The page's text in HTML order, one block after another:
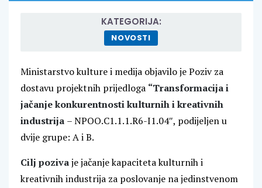
KATEGORIJA:
NOVOSTI
Ministarstvo kulture i medija objavilo je Poziv za
dostavu projektnih prijedloga “Transformacija i
jačanje konkurentnosti kulturnih i kreativnih
industrija – NPOO.C1.1.1.R6-I1.04″, podijeljen u
dvije grupe: A i B.
Cilj pozivaje jačanje kapaciteta kulturnih i
kreativnih industrija za poslovanje na jedinstvenom